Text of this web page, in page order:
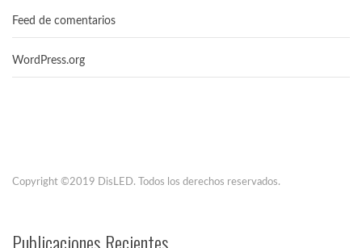
Feed de comentarios
WordPress.org
Copyright ©2019 DisLED. Todos los derechos reservados.